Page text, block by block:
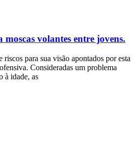
volantes entre jovens.
riscos para sua visão apontados por esta
Consideradas um problema
à idade, as